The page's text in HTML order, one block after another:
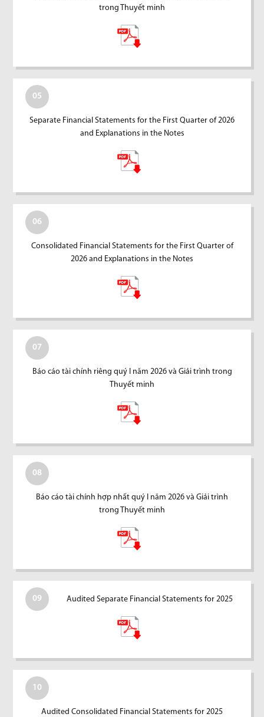
trong Thuyết minh
05
Separate Financial Statements for the First Quarter of 2026
and Explanations in the Notes
06
Consolidated Financial Statements for the First Quarter of
2026 and Explanations in the Notes
07
Báo cáo tài chính riêng quý I năm 2026 và Giải trình trong
Thuyết minh
08
Báo cáo tài chính hợp nhất quý I năm 2026 và Giải trình
trong Thuyết minh
09 Audited Separate Financial Statements for 2025
10
Audited Consolidated Financial Statements for 2025